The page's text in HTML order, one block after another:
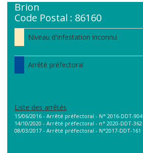
Brion
Code Postal : 86160
Niveau d'infestation inconnu
Arrêté préfectoral
Liste des arrêtés
15/06/2016 - Arrêté préfectoral - N° 2016-DDT-904
14/10/2020 - Arrêté préfectoral - n° 2020-DDT-362
08/03/2017 - Arrêté préfectoral - N°2017-DDT-161